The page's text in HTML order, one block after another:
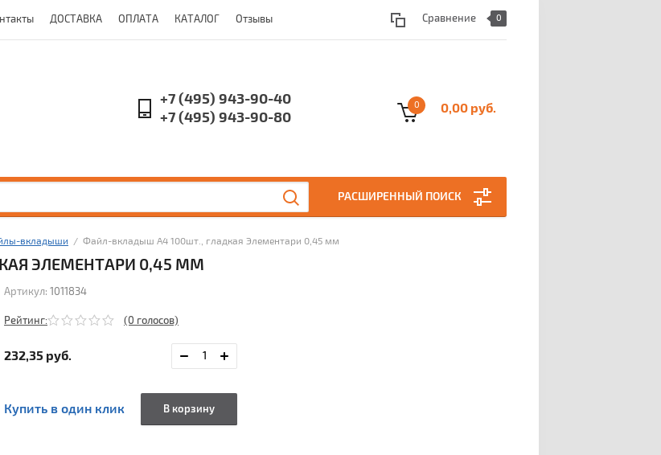
ДОСТАВКА ОПЛАТА КАТАЛОГ Отзывы Сравнение 0
+7 (495) 943-90-40
+7 (495) 943-90-80
0 0,00 руб.
РАСШИРЕННЫЙ ПОИСК
вкладыши
  /  Файл-вкладыш А4 100шт., гладкая Элементари 0,45 мм
ЭЛЕМЕНТАРИ 0,45 ММ
Артикул: 1011834
Рейтинг: (0 голосов)
232,35 руб.
Купить в один клик В корзину